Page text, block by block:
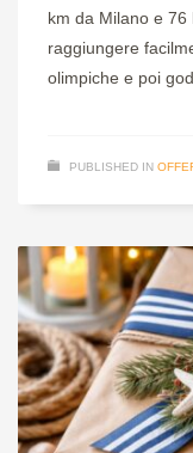
km da Milano e 76
raggiungere
olimpiche e poi
PUBLISHED IN